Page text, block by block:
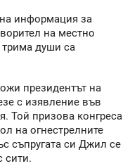
информация за
на местно
души са
президентът на
с изявление във
Той призова конгреса
на огнестрелните
съпругата си Джил се
сити.